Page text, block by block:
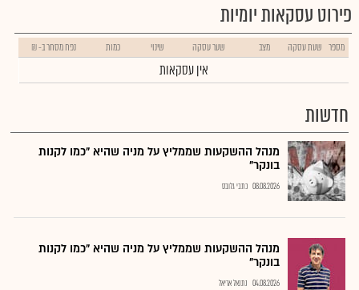
פירוט עסקאות יומיות
מספר שעת עסקה מצב שער עסקה שינוי כמות נפח מסחר ב- ₪
אין עסקאות
חדשות
מנהל ההשקעות שממליץ על מניה שהיא "כמו לקנות
בונקר"
08.08.2026 כתבי גלובס
מנהל ההשקעות שממליץ על מניה שהיא "כמו לקנות
בונקר"
04.08.2026 נתנאל אריאל